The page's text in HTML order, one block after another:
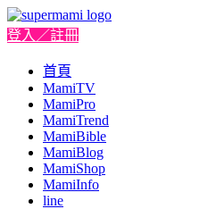
登入／註冊
首頁
MamiTV
MamiPro
MamiTrend
MamiBible
MamiBlog
MamiShop
MamiInfo
line